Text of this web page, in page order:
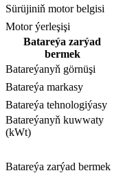
Sürüjiniň motor belgisi
Motor ýerleşişi
Batareýa zarýad
bermek
Batareýanyň görnüşi
Batareýa markasy
Batareýa tehnologiýasy
Batareýanyň kuwwaty
(kWt)
Batareýa zarýad bermek